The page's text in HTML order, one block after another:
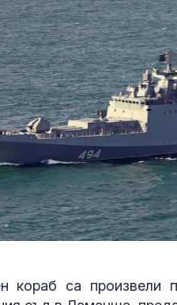
кораб са произвели